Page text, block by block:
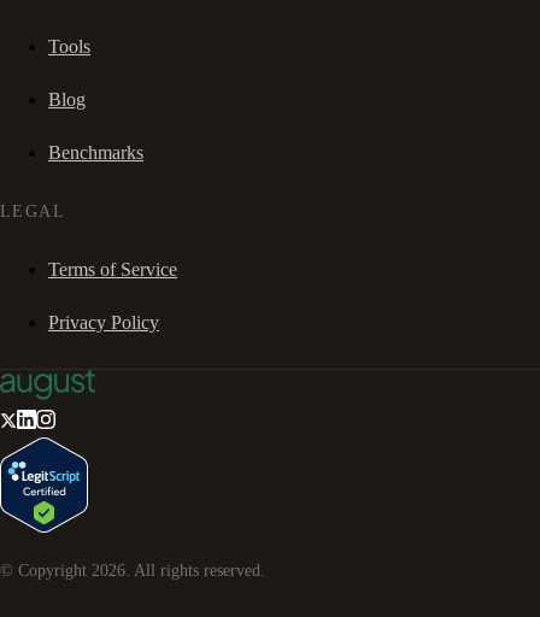
Tools
Blog
Benchmarks
LEGAL
Terms of Service
Privacy Policy
© Copyright 2026 . All rights reserved.